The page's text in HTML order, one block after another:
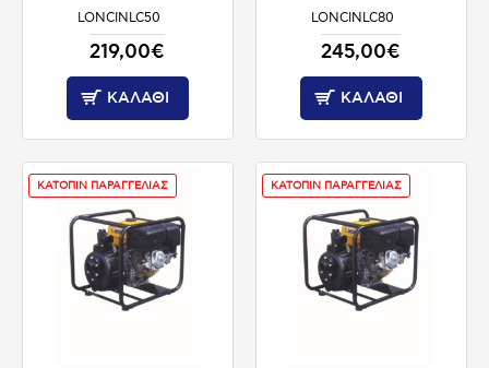
LONCINLC50
219,00€
ΚΑΛΆΘΙ
LONCINLC80
245,00€
ΚΑΛΆΘΙ
ΚΑΤΟΠΙΝ ΠΑΡΑΓΓΕΛΙΑΣ ΚΑΤΟΠΙΝ ΠΑΡΑΓΓΕΛΙΑΣ